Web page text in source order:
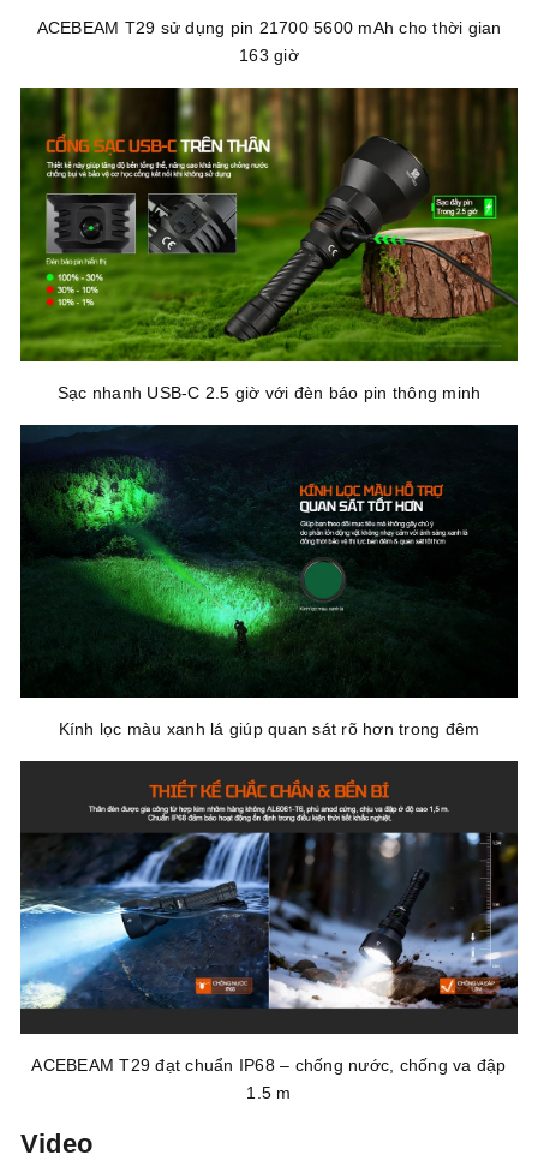
ACEBEAM T29 sử dụng pin 21700 5600 mAh cho thời gian
163 giờ
Sạc nhanh USB-C 2.5 giờ với đèn báo pin thông minh
Kính lọc màu xanh lá giúp quan sát rõ hơn trong đêm
ACEBEAM T29 đạt chuẩn IP68 – chống nước, chống va đập
1.5 m
Video